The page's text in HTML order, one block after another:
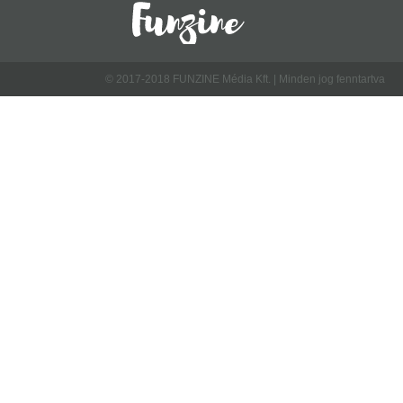
© 2017-2018 FUNZINE Média Kft. | Minden jog fenntartva